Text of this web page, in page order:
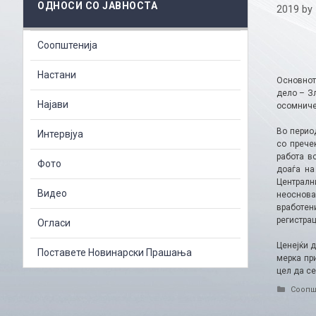
2019 by
дело –
Во
со
работа
доаѓа
Ценејќи
мерка
цел да
ОДНОСИ СО ЈАВНОСТА
Соопштенија
Настани
Најави
Интервјуа
Фото
Видео
Огласи
Поставете Новинарски Прашања